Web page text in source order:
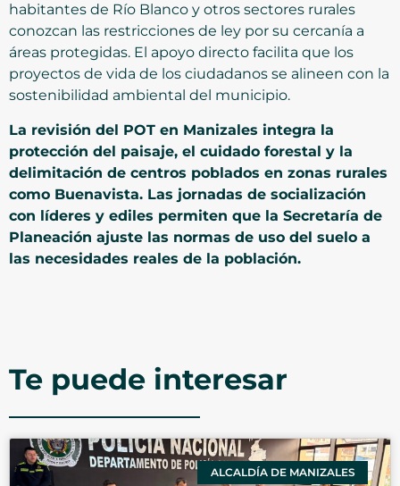
habitantes de Río Blanco y otros sectores rurales
conozcan las restricciones de ley por su cercanía a
áreas protegidas. El apoyo directo facilita que los
proyectos de vida de los ciudadanos se alineen con la
sostenibilidad ambiental del municipio.
La revisión del POT en Manizales integra la
protección del paisaje, el cuidado forestal y la
delimitación de centros poblados en zonas rurales
como Buenavista. Las jornadas de socialización
con líderes y ediles permiten que la Secretaría de
Planeación ajuste las normas de uso del suelo a
las necesidades reales de la población.
Te puede interesar
ALCALDÍA DE MANIZALES